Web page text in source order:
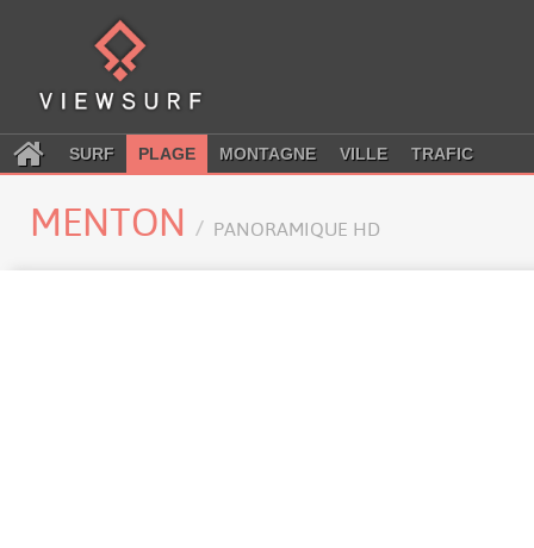
SURF PLAGE MONTAGNE VILLE TRAFIC
MENTON PANORAMIQUE HD